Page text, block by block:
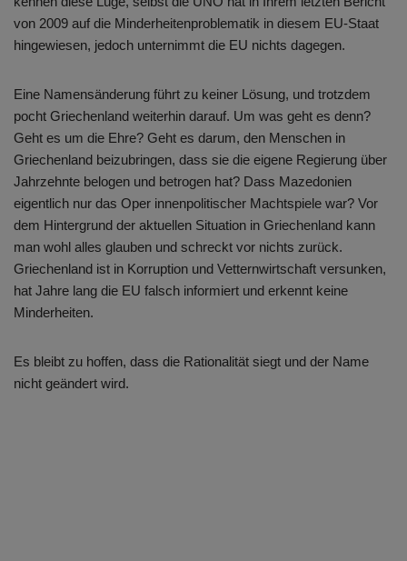
von 2009 auf die Minderheitenproblematik in diesem EU-Staat
hingewiesen, jedoch unternimmt die EU nichts dagegen.
Eine Namensänderung führt zu keiner Lösung, und trotzdem
pocht Griechenland weiterhin darauf. Um was geht es denn?
Geht es um die Ehre? Geht es darum, den Menschen in
Griechenland beizubringen, dass sie die eigene Regierung über
Jahrzehnte belogen und betrogen hat? Dass Mazedonien
eigentlich nur das Oper innenpolitischer Machtspiele war? Vor
dem Hintergrund der aktuellen Situation in Griechenland kann
man wohl alles glauben und schreckt vor nichts zurück.
Griechenland ist in Korruption und Vetternwirtschaft versunken,
hat Jahre lang die EU falsch informiert und erkennt keine
Minderheiten.
Es bleibt zu hoffen, dass die Rationalität siegt und der Name
nicht geändert wird.